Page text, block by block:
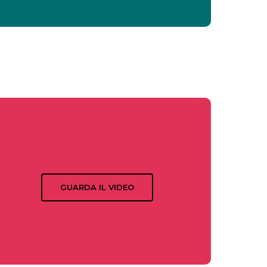
GUARDA IL VIDEO